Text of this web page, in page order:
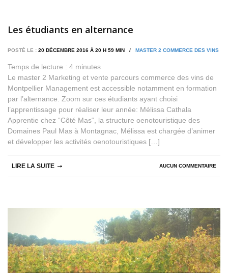
Les étudiants en alternance
POSTÉ LE : 20 DÉCEMBRE 2016 À 20 H 59 MIN / MASTER 2 COMMERCE DES VINS
Temps de lecture : 4 minutes
Le master 2 Marketing et vente parcours commerce des vins de
Montpellier Management est accessible notamment en formation
par l’alternance. Zoom sur ces étudiants ayant choisi
l’apprentissage pour réaliser leur année: Mélissa Cathala
Apprentie chez “Côté Mas“, la structure oenotouristique des
Domaines Paul Mas à Montagnac, Mélissa est chargée d’animer
et développer les activités oenotouristiques […]
AUCUN COMMENTAIRE
LIRE LA SUITE